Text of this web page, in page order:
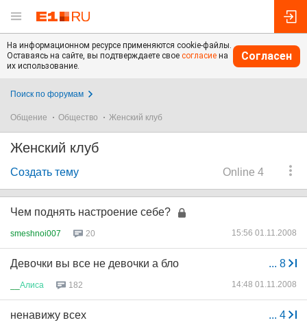
На информационном ресурсе применяются cookie-файлы.
Оставаясь на сайте, вы подтверждаете свое согласие на
их использование.
Согласен
Поиск по форумам
Общение Общество Женский клуб
Женский клуб
Online 4
Создать тему
Чем поднять настроение себе?
smeshnoi007 20 15:56 01.11.2008
... 8
Девочки вы все не девочки а бло
Алиса 182 14:48 01.11.2008
... 4
ненавижу всех